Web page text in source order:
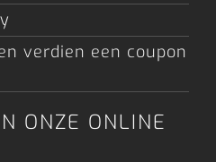
verdien een coupon
ONZE ONLINE